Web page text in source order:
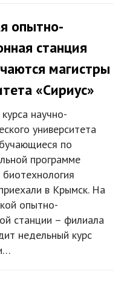
опытно-
станция
магистры
«Сириус»
научно-
университета
по
программе
биотехнология
в Крымск. На
опытно-
станции – филиала
недельный курс